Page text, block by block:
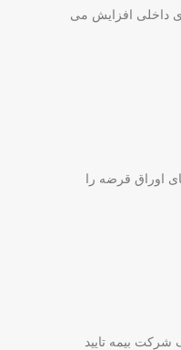
داخلی افزایش می
اوراق قرضه را
بیمه تایید